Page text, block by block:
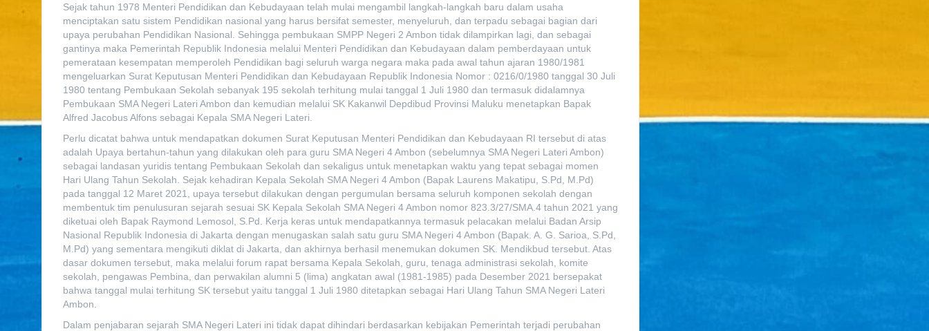
Sejak tahun 1978 Menteri Pendidikan dan Kebudayaan telah mulai mengambil langkah-langkah baru dalam usaha
menciptakan satu sistem Pendidikan nasional yang harus bersifat semester, menyeluruh, dan terpadu sebagai bagian dari
upaya perubahan Pendidikan Nasional. Sehingga pembukaan SMPP Negeri 2 Ambon tidak dilampirkan lagi, dan sebagai
gantinya maka Pemerintah Republik Indonesia melalui Menteri Pendidikan dan Kebudayaan dalam pemberdayaan untuk
pemerataan kesempatan memperoleh Pendidikan bagi seluruh warga negara maka pada awal tahun ajaran 1980/1981
mengeluarkan Surat Keputusan Menteri Pendidikan dan Kebudayaan Republik Indonesia Nomor : 0216/0/1980 tanggal 30 Juli
1980 tentang Pembukaan Sekolah sebanyak 195 sekolah terhitung mulai tanggal 1 Juli 1980 dan termasuk didalamnya
Pembukaan SMA Negeri Lateri Ambon dan kemudian melalui SK Kakanwil Depdibud Provinsi Maluku menetapkan Bapak
Alfred Jacobus Alfons sebagai Kepala SMA Negeri Lateri.
Perlu dicatat bahwa untuk mendapatkan dokumen Surat Keputusan Menteri Pendidikan dan Kebudayaan RI tersebut di atas
adalah Upaya bertahun-tahun yang dilakukan oleh para guru SMA Negeri 4 Ambon (sebelumnya SMA Negeri Lateri Ambon)
sebagai landasan yuridis tentang Pembukaan Sekolah dan sekaligus untuk menetapkan waktu yang tepat sebagai momen
Hari Ulang Tahun Sekolah. Sejak kehadiran Kepala Sekolah SMA Negeri 4 Ambon (Bapak Laurens Makatipu, S.Pd, M.Pd)
pada tanggal 12 Maret 2021, upaya tersebut dilakukan dengan pergumulan bersama seluruh komponen sekolah dengan
membentuk tim penulusuran sejarah sesuai SK Kepala Sekolah SMA Negeri 4 Ambon nomor 823.3/27/SMA.4 tahun 2021 yang
diketuai oleh Bapak Raymond Lemosol, S.Pd. Kerja keras untuk mendapatkannya termasuk pelacakan melalui Badan Arsip
Nasional Republik Indonesia di Jakarta dengan menugaskan salah satu guru SMA Negeri 4 Ambon (Bapak. A. G. Sarioa, S.Pd,
M.Pd) yang sementara mengikuti diklat di Jakarta, dan akhirnya berhasil menemukan dokumen SK. Mendikbud tersebut. Atas
dasar dokumen tersebut, maka melalui forum rapat bersama Kepala Sekolah, guru, tenaga administrasi sekolah, komite
sekolah, pengawas Pembina, dan perwakilan alumni 5 (lima) angkatan awal (1981-1985) pada Desember 2021 bersepakat
bahwa tanggal mulai terhitung SK tersebut yaitu tanggal 1 Juli 1980 ditetapkan sebagai Hari Ulang Tahun SMA Negeri Lateri
Ambon.
Dalam penjabaran sejarah SMA Negeri Lateri ini tidak dapat dihindari berdasarkan kebijakan Pemerintah terjadi perubahan